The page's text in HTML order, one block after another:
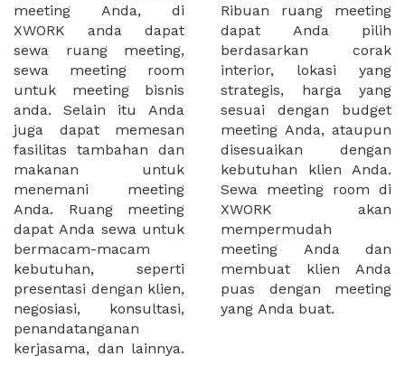
meeting Anda, di
XWORK anda dapat
sewa ruang meeting,
sewa meeting room
untuk meeting bisnis
anda. Selain itu Anda
juga dapat memesan
fasilitas tambahan dan
makanan untuk
menemani meeting
Anda. Ruang meeting
dapat Anda sewa untuk
bermacam-macam
kebutuhan, seperti
presentasi dengan klien,
negosiasi, konsultasi,
penandatanganan
kerjasama, dan lainnya.
Ribuan ruang meeting
dapat Anda pilih
berdasarkan corak
interior, lokasi yang
strategis, harga yang
sesuai dengan budget
meeting Anda, ataupun
disesuaikan dengan
kebutuhan klien Anda.
Sewa meeting room di
XWORK akan
mempermudah
meeting Anda dan
membuat klien Anda
puas dengan meeting
yang Anda buat.